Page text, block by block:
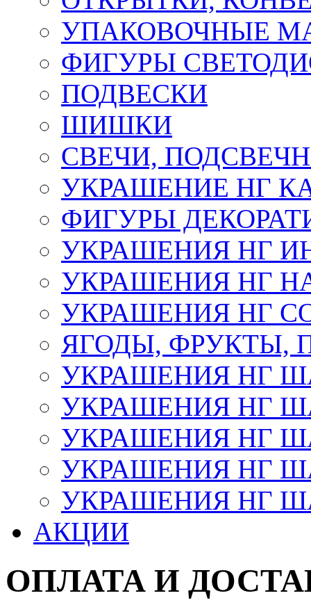
УПАКОВОЧНЫЕ
ФИГУРЫ
ПОДВЕСКИ
ШИШКИ
СВЕЧИ,
УКРАШЕНИЕ НГ
ФИГУРЫ
УКРАШЕНИЯ НГ
УКРАШЕНИЯ НГ
УКРАШЕНИЯ НГ
ЯГОДЫ, ФРУКТЫ,
УКРАШЕНИЯ НГ
УКРАШЕНИЯ НГ
УКРАШЕНИЯ НГ
УКРАШЕНИЯ НГ
УКРАШЕНИЯ НГ
АКЦИИ
ОПЛАТА И